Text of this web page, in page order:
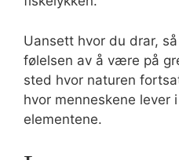
Uansett hvor du drar,
følelsen av å være på
sted hvor naturen
hvor menneskene lever
elementene.